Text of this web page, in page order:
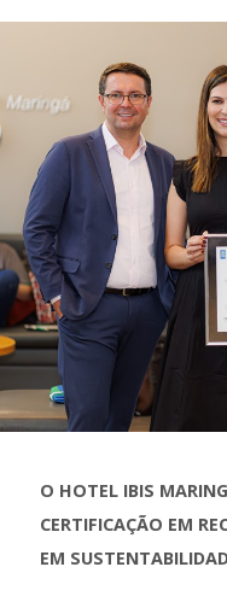
O HOTEL IBIS
CERTIFICAÇÃO EM
EM